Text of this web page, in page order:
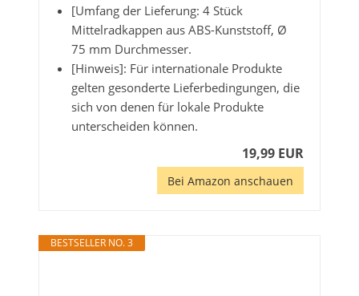
[Umfang der Lieferung: 4 Stück
Mittelradkappen aus ABS-Kunststoff, Ø
75 mm Durchmesser.
[Hinweis]: Für internationale Produkte
gelten gesonderte Lieferbedingungen, die
sich von denen für lokale Produkte
unterscheiden können.
19,99 EUR
Bei Amazon anschauen
BESTSELLER NO. 3